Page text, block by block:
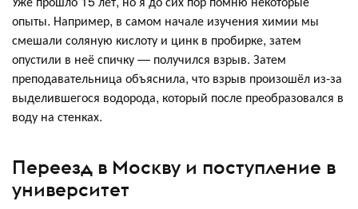
опыты. Например, в самом начале изучения химии мы
смешали соляную кислоту и цинк в пробирке, затем
опустили в неё спичку — получился взрыв. Затем
преподавательница объяснила, что взрыв произошёл из-за
выделившегося водорода, который после преобразовался в
воду на стенках.
Переезд в Москву и поступление в
университет